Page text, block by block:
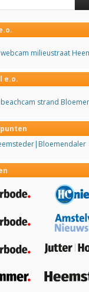
webcam milieustraat
e.o.
beachcam strand